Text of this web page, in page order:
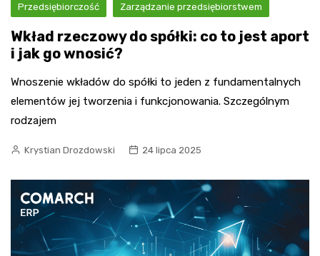
Przedsiębiorczość Zarządzanie przedsiębiorstwem
Wkład rzeczowy do spółki: co to jest aport
i jak go wnosić?
Wnoszenie wkładów do spółki to jeden z fundamentalnych
elementów jej tworzenia i funkcjonowania. Szczególnym
rodzajem
Krystian Drozdowski 24 lipca 2025